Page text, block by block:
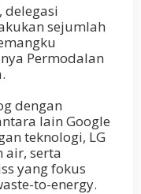
delegasi
sejumlah
Permodalan
dengan
lain Google
teknologi, LG
air, serta
yang fokus
to-energy.